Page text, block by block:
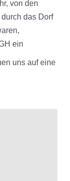
von den
das Dorf
ein
uns auf eine